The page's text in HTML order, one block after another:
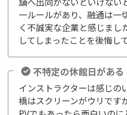
一ルールがあり、融通は一
く不誠実な企業と感じまし
してしまったことを後悔し
不特定の休館日がある
インストラクターは感じの
橋はスクリーンがウリです